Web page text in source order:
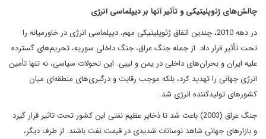
چالش‌های ژئوپلیتیکی و تأثیر آنها بر دیپلماسی انرژی
در دهه 2010، چندین اتفاق ژئوپلیتیکی مهم، دیپلماسی انرژی در خاورمیانه را
تحت تأثیر قرار داد. از جمله جنگ عراق، جنگ داخلی سوریه، تحریم‌های گسترده
علیه ایران و بحران‌های داخلی در یمن و لیبی. این تحولات سیاسی، نه تنها تأمین
انرژی جهانی را تهدید کرد، بلکه موجب رقابت و درگیری‌های منطقه‌ای میان
کشورهای تولیدکننده انرژی شد.
جنگ عراق (2003) باعث شد تا ذخایر عظیم نفتی این کشور تحت تاثیر قرار گیرد
و بازارهای جهانی شاهد نوسانات شدیدی در قیمت نفت باشند. از طرف دیگر،